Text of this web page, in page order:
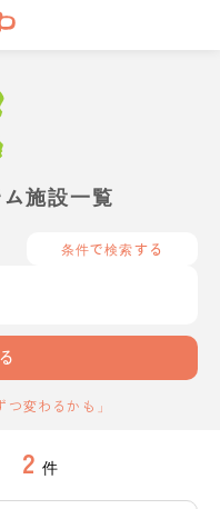
施設一覧
条件で検索する
変わるかも」
2 件